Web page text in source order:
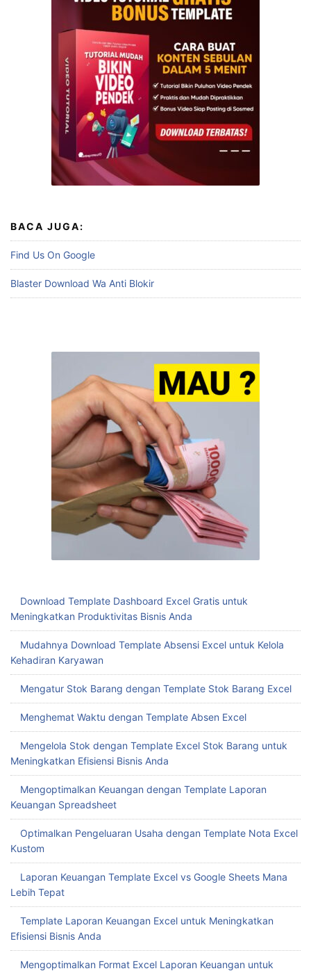
BACA JUGA:
Find Us On Google
Blaster Download Wa Anti Blokir
Download Template Dashboard Excel Gratis untuk
Meningkatkan Produktivitas Bisnis Anda
Mudahnya Download Template Absensi Excel untuk Kelola
Kehadiran Karyawan
Mengatur Stok Barang dengan Template Stok Barang Excel
Menghemat Waktu dengan Template Absen Excel
Mengelola Stok dengan Template Excel Stok Barang untuk
Meningkatkan Efisiensi Bisnis Anda
Mengoptimalkan Keuangan dengan Template Laporan
Keuangan Spreadsheet
Optimalkan Pengeluaran Usaha dengan Template Nota Excel
Kustom
Laporan Keuangan Template Excel vs Google Sheets Mana
Lebih Tepat
Template Laporan Keuangan Excel untuk Meningkatkan
Efisiensi Bisnis Anda
Mengoptimalkan Format Excel Laporan Keuangan untuk